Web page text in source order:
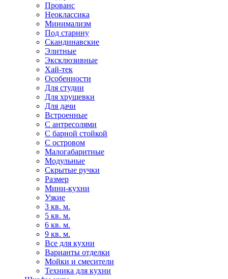
Прованс
Неоклассика
Минимализм
Под старину
Скандинавские
Элитные
Эксклюзивные
Хай-тек
Особенности
Для студии
Для хрущевки
Для дачи
Встроенные
С антресолями
С барной стойкой
С островом
Малогабаритные
Модульные
Скрытые ручки
Размер
Мини-кухни
Узкие
3 кв. м.
5 кв. м.
6 кв. м.
9 кв. м.
Все для кухни
Варианты отделки
Мойки и смесители
Техника для кухни